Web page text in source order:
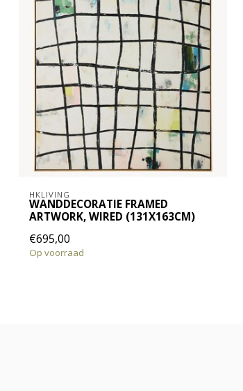
HKLIVING
WANDDECORATIE FRAMED
ARTWORK, WIRED (131X163CM)
€695,00
Op voorraad